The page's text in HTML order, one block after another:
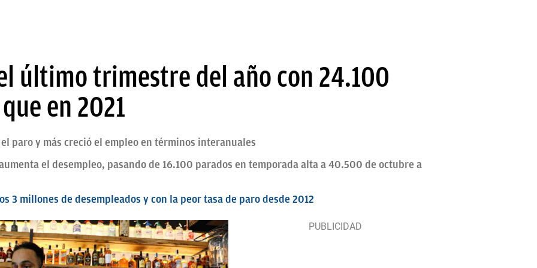
último trimestre del año con 24.100
en 2021
paro y más creció el empleo en términos interanuales
el desempleo, pasando de 16.100 parados en temporada alta a 40.500 de octubre a
3 millones de desempleados y con la peor tasa de paro desde 2012